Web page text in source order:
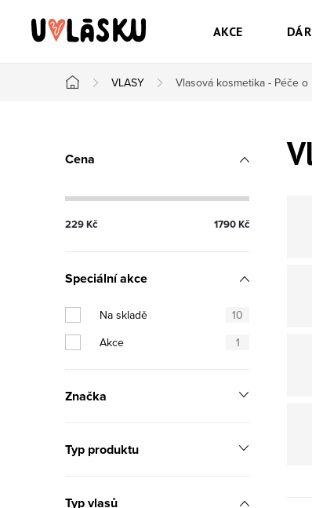
AKCE
Domů
VLASY Vlasová kosmetika - Péče
Postranní panel
Cena
229Kč 1790Kč
Speciální akce
Na skladě
10
Akce
1
Značka
Typ produktu
Typ vlasů